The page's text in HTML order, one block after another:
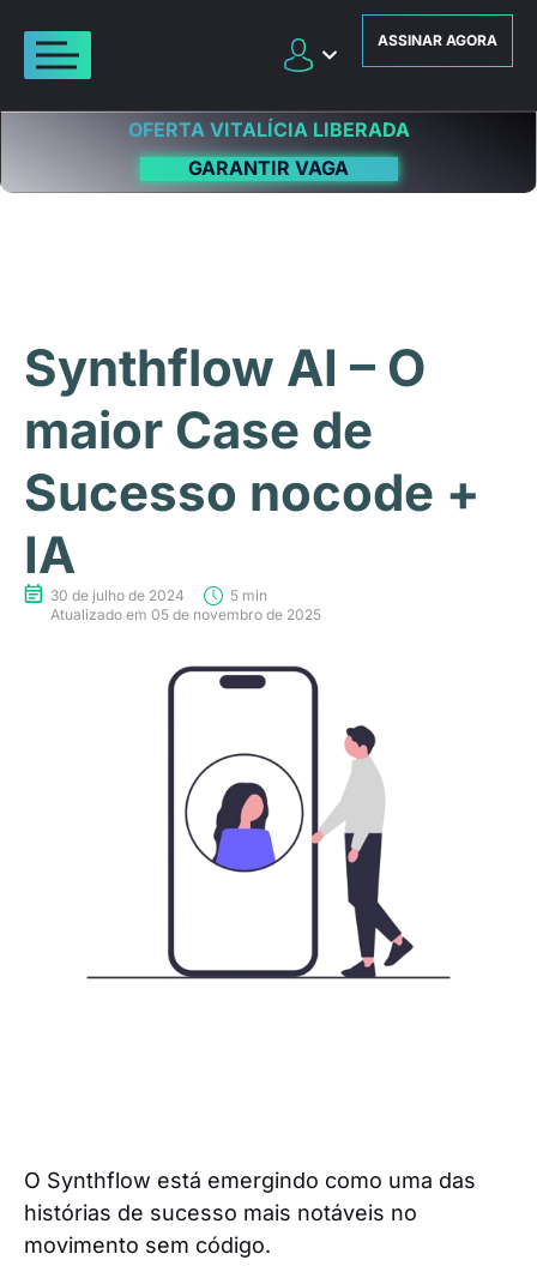
ASSINAR AGORA
OFERTA VITALÍCIA LIBERADA
GARANTIR VAGA
Synthflow AI – O
maior Case de
Sucesso nocode +
IA
30 de julho de 2024
5 min
Atualizado em 05 de novembro de 2025
O Synthflow está emergindo como uma das
histórias de sucesso mais notáveis ​​no
movimento sem código.